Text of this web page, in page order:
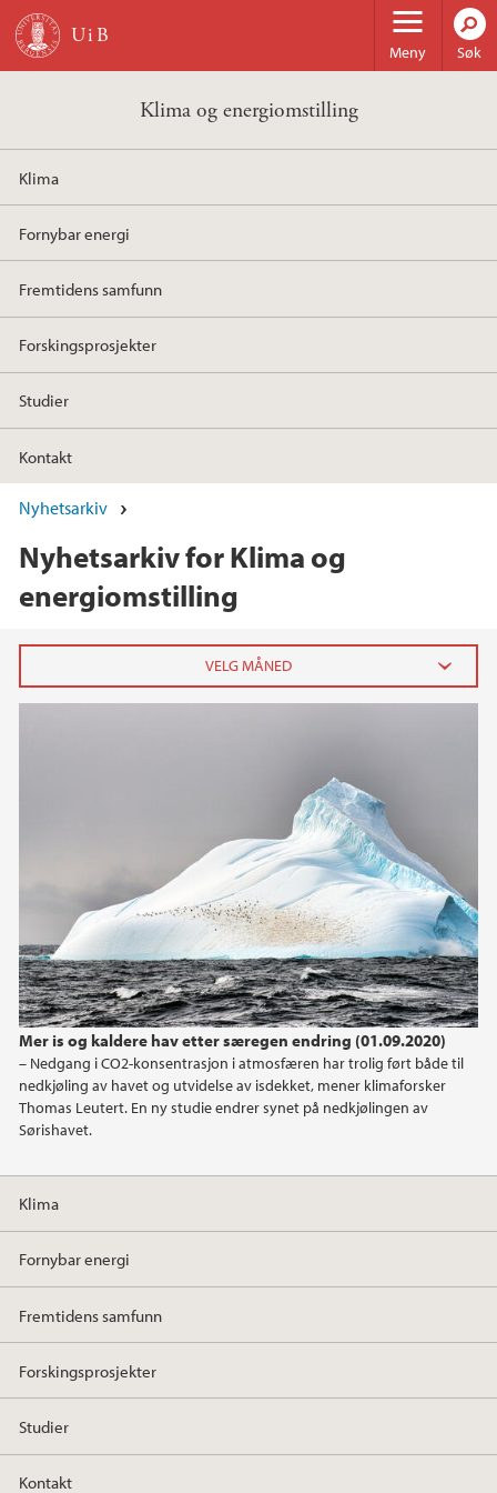
Hopp til hovedinnhold
Meny Søk
Klima og energiomstilling
Klima
Fornybar energi
Fremtidens samfunn
Forskingsprosjekter
Studier
Kontakt
Nyhetsarkiv
Nyhetsarkiv for Klima og
energiomstilling
Mer is og kaldere hav etter særegen endring (01.09.2020)
– Nedgang i CO2-konsentrasjon i atmosfæren har trolig ført både til
nedkjøling av havet og utvidelse av isdekket, mener klimaforsker
Thomas Leutert. En ny studie endrer synet på nedkjølingen av
Sørishavet.
januar (3)
2025
2024
2023
2022
2021
Klima
Fornybar energi
Fremtidens samfunn
Forskingsprosjekter
Studier
Kontakt